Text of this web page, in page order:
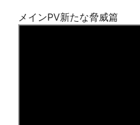
メインPV新たな脅威篇